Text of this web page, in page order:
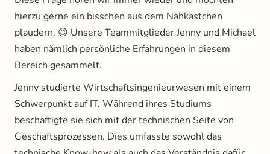
hierzu gerne ein bisschen aus dem Nähkästchen
plaudern. 😉 Unsere Teammitglieder Jenny und Michael
haben nämlich persönliche Erfahrungen in diesem
Bereich gesammelt.
Jenny studierte Wirtschaftsingenieurwesen mit einem
Schwerpunkt auf IT. Während ihres Studiums
beschäftigte sie sich mit der technischen Seite von
Geschäftsprozessen. Dies umfasste sowohl das